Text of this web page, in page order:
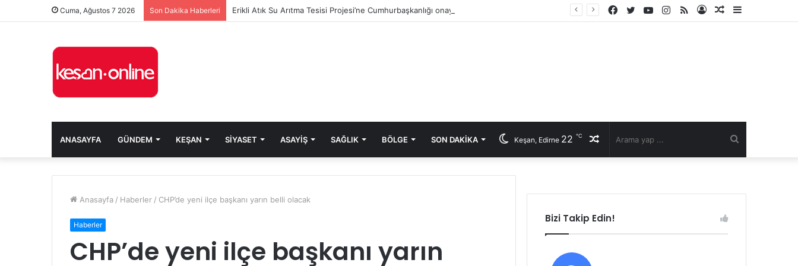
Cuma, Ağustos 7 2026 Son Dakika Haberleri Erikli Atık Su Arıtma Tesisi Projesi’ne Cumhurbaşkanlığı onayı
Kenar
Rastgele
Kayıt
RSS
Instagram
YouTube
Twitter
Facebook
ANASAYFA GÜNDEM KEŞAN SIYASET ASAYIŞ SAĞLIK BÖLGE SON DAKIKA Rastgele
Keşan, Edirne 22 ℃
Anasayfa / Haberler / CHP’de yeni ilçe başkanı yarın belli olacak
Haberler
CHP’de yeni ilçe başkanı yarın
Bizi Takip Edin!